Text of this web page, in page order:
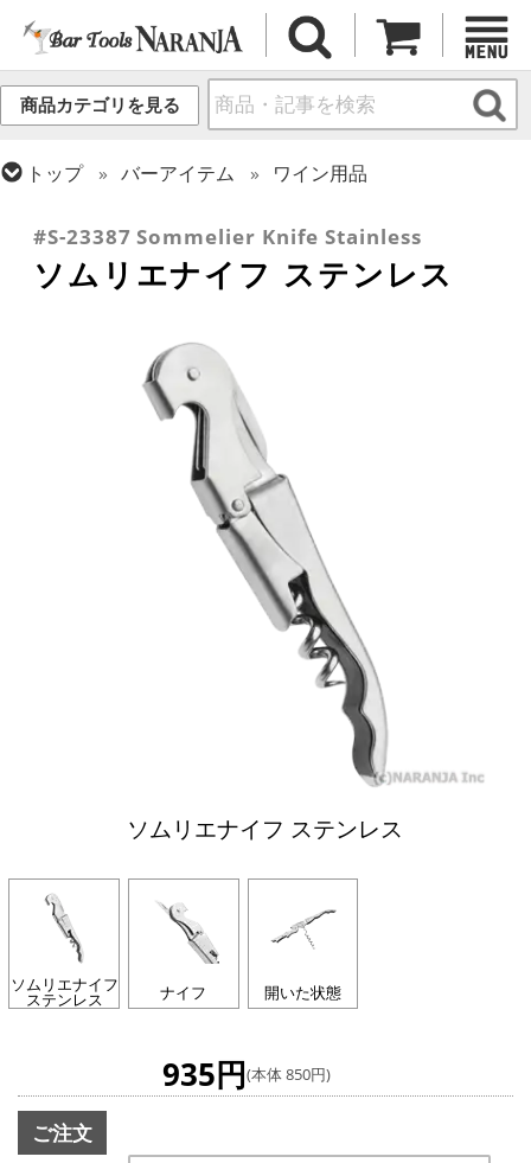
商品カテゴリを見る
トップ バーアイテム
ワイン用品
#S-23387 Sommelier Knife Stainless
ソムリエナイフ ステンレス
ソムリエナイフ ステンレス
ソムリエナイフ
ステンレス ナイフ 開いた状態
935円(本体 850円)
ご注文